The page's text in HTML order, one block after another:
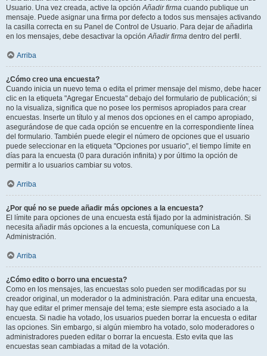
Usuario. Una vez creada, active la opciónAñadir firma cuando publique un
mensaje. Puede asignar una firma por defecto a todos sus mensajes activando
la casilla correcta en su Panel de Control de Usuario. Para dejar de añadirla
en los mensajes, debe desactivar la opciónAñadir firma dentro del perfil.
Arriba
¿Cómo creo una encuesta?
Cuando inicia un nuevo tema o edita el primer mensaje del mismo, debe hacer
clic en la etiqueta "Agregar Encuesta" debajo del formulario de publicación; si
no la visualiza, significa que no posee los permisos apropiados para crear
encuestas. Inserte un título y al menos dos opciones en el campo apropiado,
asegurándose de que cada opción se encuentre en la correspondiente línea
del formulario. También puede elegir el número de opciones que el usuario
puede seleccionar en la etiqueta "Opciones por usuario", el tiempo límite en
días para la encuesta (0 para duración infinita) y por último la opción de
permitir a lo usuarios cambiar su votos.
Arriba
¿Por qué no se puede añadir más opciones a la encuesta?
El límite para opciones de una encuesta está fijado por la administración. Si
necesita añadir más opciones a la encuesta, comuníquese con La
Administración.
Arriba
¿Cómo edito o borro una encuesta?
Como en los mensajes, las encuestas solo pueden ser modificadas por su
creador original, un moderador o la administración. Para editar una encuesta,
hay que editar el primer mensaje del tema; este siempre esta asociado a la
encuesta. Si nadie ha votado, los usuarios pueden borrar la encuesta o editar
las opciones. Sin embargo, si algún miembro ha votado, solo moderadores o
administradores pueden editar o borrar la encuesta. Esto evita que las
encuestas sean cambiadas a mitad de la votación.